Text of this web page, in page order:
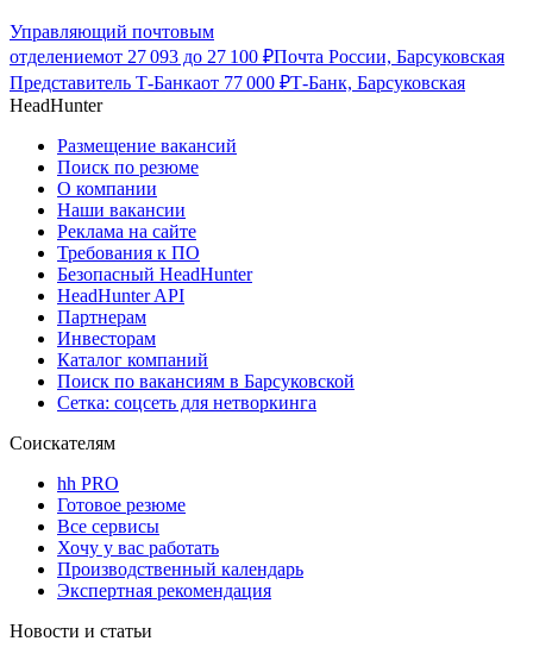
Управляющий почтовым
отделениемот 27 093 до 27 100 ₽Почта России, Барсуковская
Представитель Т-Банкаот 77 000 ₽Т-Банк, Барсуковская
HeadHunter
Размещение вакансий
Поиск по резюме
О компании
Наши вакансии
Реклама на сайте
Требования к ПО
Безопасный HeadHunter
HeadHunter API
Партнерам
Инвесторам
Каталог компаний
Поиск по вакансиям в Барсуковской
Сетка: соцсеть для нетворкинга
Соискателям
hh PRO
Готовое резюме
Все сервисы
Хочу у вас работать
Производственный календарь
Экспертная рекомендация
Новости и статьи